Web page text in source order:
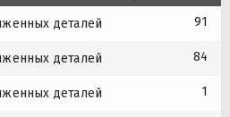
деталей 91
деталей 84
деталей 1